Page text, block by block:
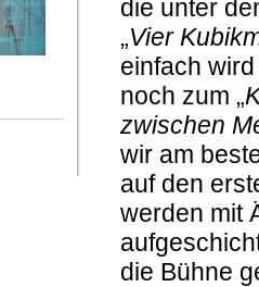
die unter
„Vier
einfach
noch zum „
zwischen
wir am
auf den
werden mit
die Bühne